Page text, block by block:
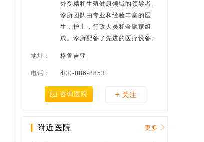
外受精和生殖健康领域的领导者。
诊所团队由专业和经验丰富的医
生，护士，行政人员和金融家组
成。诊所配备了先进的医疗设备。
地址： 格鲁吉亚
电话： 400-886-8853
咨询医院 + 关注
附近医院 更多